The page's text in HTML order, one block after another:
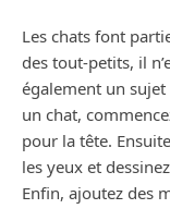
Les chats font
des tout-petits, il
également un sujet
un chat,
pour la tête.
les yeux et
Enfin, ajoutez des